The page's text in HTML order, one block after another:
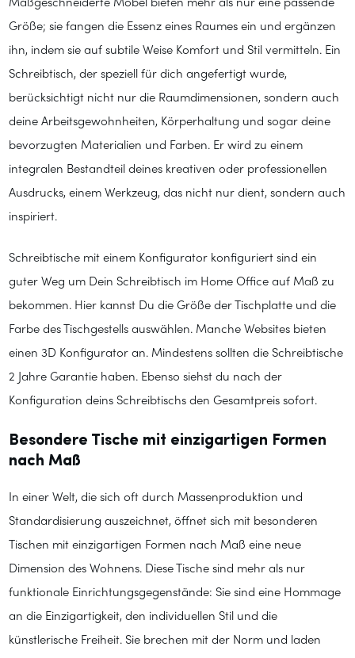
Maßgeschneiderte Möbel bieten mehr als nur eine passende
Größe; sie fangen die Essenz eines Raumes ein und ergänzen
ihn, indem sie auf subtile Weise Komfort und Stil vermitteln. Ein
Schreibtisch, der speziell für dich angefertigt wurde,
berücksichtigt nicht nur die Raumdimensionen, sondern auch
deine Arbeitsgewohnheiten, Körperhaltung und sogar deine
bevorzugten Materialien und Farben. Er wird zu einem
integralen Bestandteil deines kreativen oder professionellen
Ausdrucks, einem Werkzeug, das nicht nur dient, sondern auch
inspiriert.
Schreibtische mit einem Konfigurator konfiguriert sind ein
guter Weg um Dein Schreibtisch im Home Office auf Maß zu
bekommen. Hier kannst Du die Größe der Tischplatte und die
Farbe des Tischgestells auswählen. Manche Websites bieten
einen 3D Konfigurator an. Mindestens sollten die Schreibtische
2 Jahre Garantie haben. Ebenso siehst du nach der
Konfiguration deins Schreibtischs den Gesamtpreis sofort.
Besondere Tische mit einzigartigen Formen
nach Maß
In einer Welt, die sich oft durch Massenproduktion und
Standardisierung auszeichnet, öffnet sich mit besonderen
Tischen mit einzigartigen Formen nach Maß eine neue
Dimension des Wohnens. Diese Tische sind mehr als nur
funktionale Einrichtungsgegenstände: Sie sind eine Hommage
an die Einzigartigkeit, den individuellen Stil und die
künstlerische Freiheit. Sie brechen mit der Norm und laden